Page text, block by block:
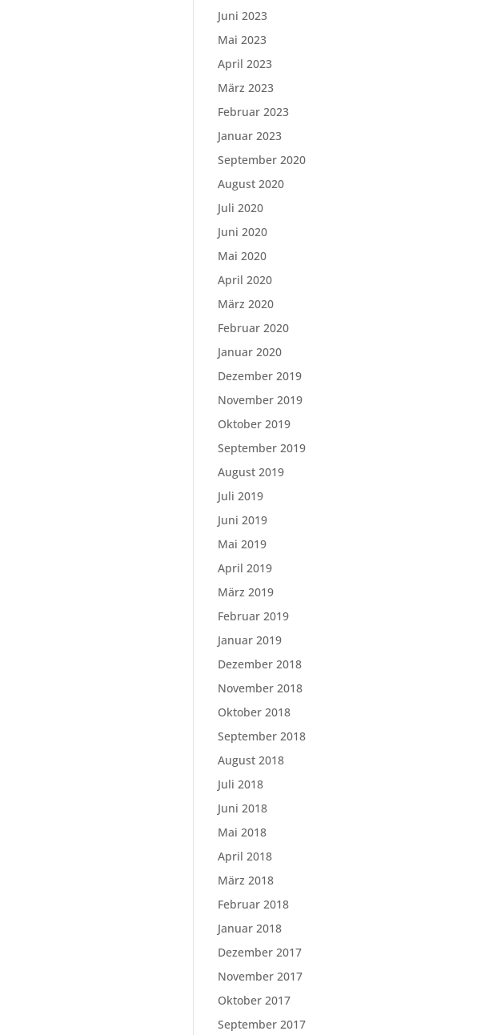
Juni 2023
Mai 2023
April 2023
März 2023
Februar 2023
Januar 2023
September 2020
August 2020
Juli 2020
Juni 2020
Mai 2020
April 2020
März 2020
Februar 2020
Januar 2020
Dezember 2019
November 2019
Oktober 2019
September 2019
August 2019
Juli 2019
Juni 2019
Mai 2019
April 2019
März 2019
Februar 2019
Januar 2019
Dezember 2018
November 2018
Oktober 2018
September 2018
August 2018
Juli 2018
Juni 2018
Mai 2018
April 2018
März 2018
Februar 2018
Januar 2018
Dezember 2017
November 2017
Oktober 2017
September 2017